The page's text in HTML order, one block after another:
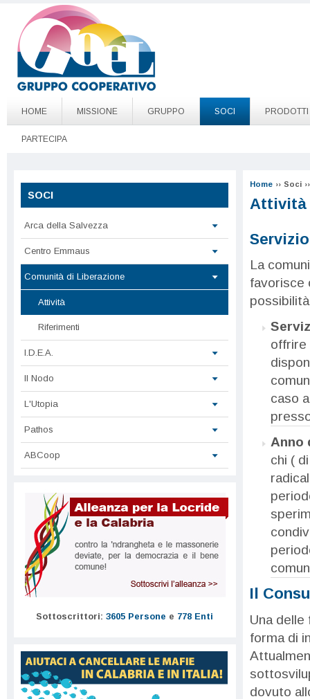
Salta al contenuto principale
Go to page top
HOME MISSIONE GRUPPO SOCI PRODOTTI
PARTECIPA
Home ›› Soci ››
Attività
La
favorisce
offrire
caso
Anno
chi (
Il
Una delle
forma di
dovuto
SOCI
Arca della Salvezza
Centro Emmaus
Comunità di Liberazione
Attività
Riferimenti
I.D.E.A.
Il Nodo
L'Utopia
Pathos
ABCoop
Sottoscrittori: 3605 Persone e 778 Enti